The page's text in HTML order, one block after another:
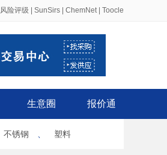
风险评级 SunSirs ChemNet| Toocle
生意圈 报价通
不锈钢 塑料